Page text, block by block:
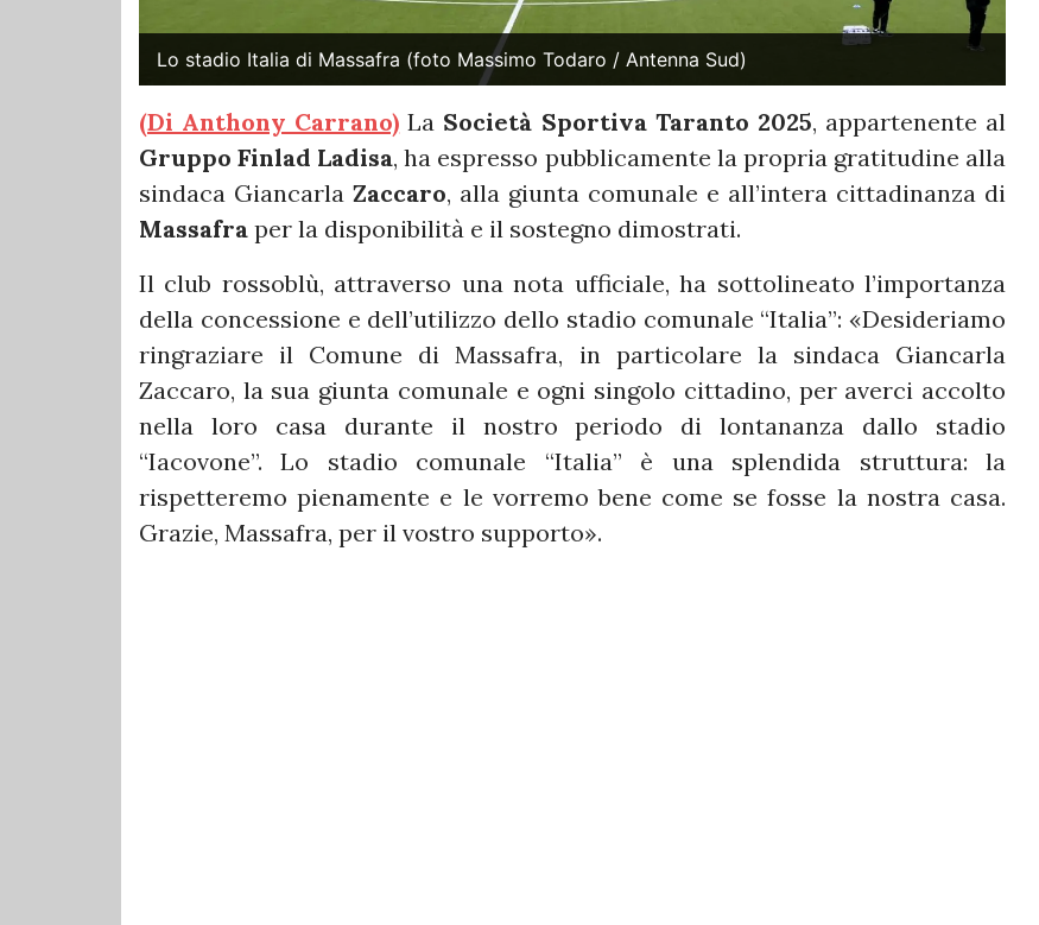
Lo stadio Italia di Massafra (foto Massimo Todaro / Antenna Sud)
(Di Anthony Carrano) La Società Sportiva Taranto 2025, appartenente al
Gruppo Finlad Ladisa, ha espresso pubblicamente la propria gratitudine alla
sindaca Giancarla Zaccaro, alla giunta comunale e all’intera cittadinanza di
Massafra per la disponibilità e il sostegno dimostrati.
Il club rossoblù, attraverso una nota ufficiale, ha sottolineato l’importanza
della concessione e dell’utilizzo dello stadio comunale “Italia”: «Desideriamo
ringraziare il Comune di Massafra, in particolare la sindaca Giancarla
Zaccaro, la sua giunta comunale e ogni singolo cittadino, per averci accolto
nella loro casa durante il nostro periodo di lontananza dallo stadio
“Iacovone”. Lo stadio comunale “Italia” è una splendida struttura: la
rispetteremo pienamente e le vorremo bene come se fosse la nostra casa.
Grazie, Massafra, per il vostro supporto».